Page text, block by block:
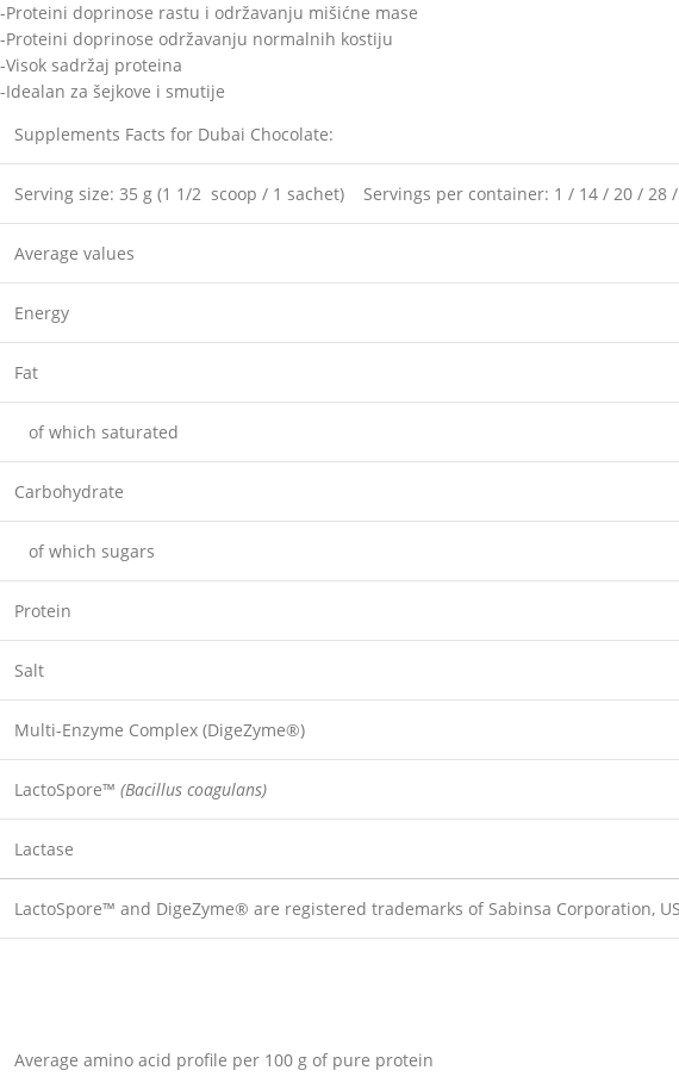
-Proteini doprinose rastu i održavanju mišićne mase
-Proteini doprinose održavanju normalnih kostiju
-Visok sadržaj proteina
-Idealan za šejkove i smutije
Supplements Facts for Dubai Chocolate:
Serving size: 35 g (1 1/2 scoop / 1 sachet) Servings per container: 1 / 14 / 20 / 28
Average values
Energy
Fat
of which saturated
Carbohydrate
of which sugars
Protein
Salt
Multi-Enzyme Complex (DigeZyme®)
LactoSpore™ (Bacillus coagulans)
Lactase
LactoSpore™ and DigeZyme® are registered trademarks of Sabinsa Corporation,
Average amino acid profile per 100 g of pure protein